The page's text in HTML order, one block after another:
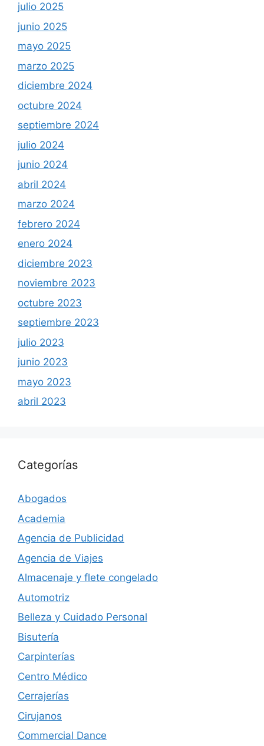
julio 2025
junio 2025
mayo 2025
marzo 2025
diciembre 2024
octubre 2024
septiembre 2024
julio 2024
junio 2024
abril 2024
marzo 2024
febrero 2024
enero 2024
diciembre 2023
noviembre 2023
octubre 2023
septiembre 2023
julio 2023
junio 2023
mayo 2023
abril 2023
Categorías
Abogados
Academia
Agencia de Publicidad
Agencia de Viajes
Almacenaje y flete congelado
Automotriz
Belleza y Cuidado Personal
Bisutería
Carpinterías
Centro Médico
Cerrajerías
Cirujanos
Commercial Dance